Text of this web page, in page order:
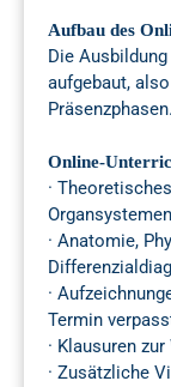
Aufbau des
Die
aufgebaut,
Präsenzphasen.
Online-
·
Organsystemen
· Anatomie,
·
Termin
· Klausuren
· Zusätzliche